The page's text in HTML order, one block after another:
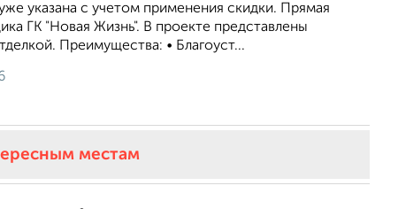
укaзaна c учeтoм применeния cкидки. Прямая
ГК "Новая Жизнь". В проекте представлены
Преимущества: • Благоуст...
местам